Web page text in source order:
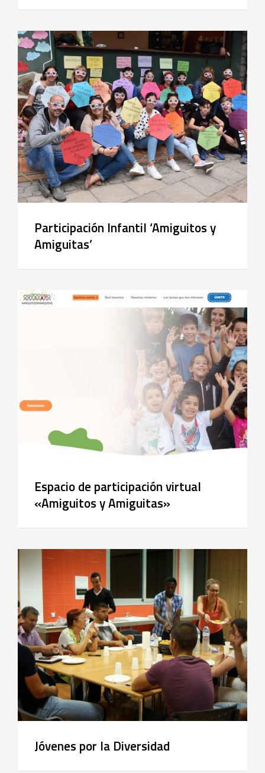
Participación Infantil ‘Amiguitos y
Amiguitas’
Espacio de participación virtual
«Amiguitos y Amiguitas»
Jóvenes por la Diversidad